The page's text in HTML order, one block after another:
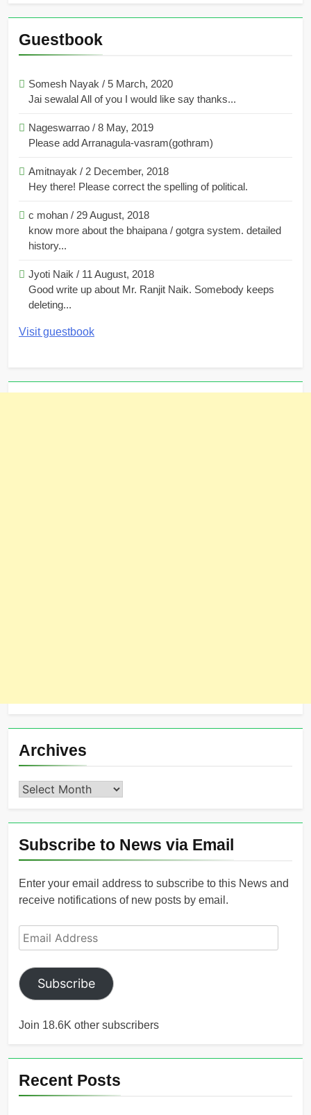
Guestbook
Somesh Nayak / 5 March, 2020
Jai sewalal All of you I would like say thanks...
Nageswarrao / 8 May, 2019
Please add Arranagula-vasram(gothram)
Amitnayak / 2 December, 2018
Hey there! Please correct the spelling of political.
c mohan / 29 August, 2018
know more about the bhaipana / gotgra system. detailed
history...
Jyoti Naik / 11 August, 2018
Good write up about Mr. Ranjit Naik. Somebody keeps
deleting...
Visit guestbook
Archives
Archives
Subscribe to News via Email
Enter your email address to subscribe to this News and
receive notifications of new posts by email.
Email
Address
Subscribe
Join 18.6K other subscribers
Recent Posts